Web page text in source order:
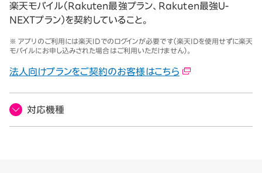
楽天モバイル（Rakuten最強プラン、Rakuten最強U-
NEXTプラン）を契約していること。
※ アプリのご利用には楽天IDでのログインが必要です（楽天IDを使用せずに楽天
モバイルにお申し込みされた場合はご利用いただけません）。
法人向けプランをご契約のお客様はこちら
対応機種